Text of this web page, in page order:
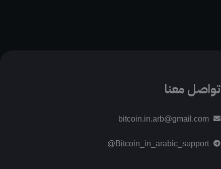
تواصل معنا
bitcoin.in.arb@gmail.com
Bitcoin_in_arabic_support@